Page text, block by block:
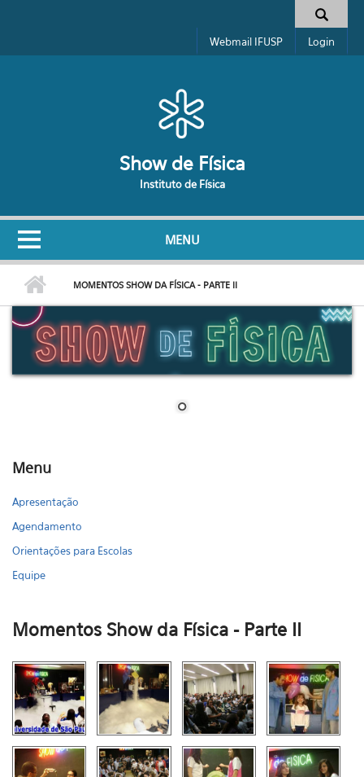
Formulário de busca
Webmail IFUSP Login
Show de Física
Instituto de Física
MENU
MOMENTOS SHOW DA FÍSICA - PARTE II
Menu
Apresentação
Agendamento
Orientações para Escolas
Equipe
Momentos Show da Física - Parte II